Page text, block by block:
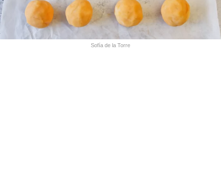
Sofía de la Torre